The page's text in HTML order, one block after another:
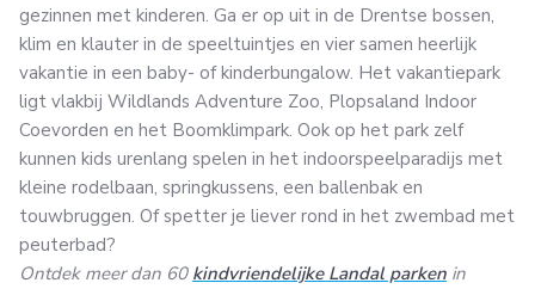
gezinnen met kinderen. Ga er op uit in de Drentse bossen,
klim en klauter in de speeltuintjes en vier samen heerlijk
vakantie in een baby- of kinderbungalow. Het vakantiepark
ligt vlakbij Wildlands Adventure Zoo, Plopsaland Indoor
Coevorden en het Boomklimpark. Ook op het park zelf
kunnen kids urenlang spelen in het indoorspeelparadijs met
kleine rodelbaan, springkussens, een ballenbak en
touwbruggen. Of spetter je liever rond in het zwembad met
peuterbad?
Ontdek meer dan 60 kindvriendelijke Landal parken in